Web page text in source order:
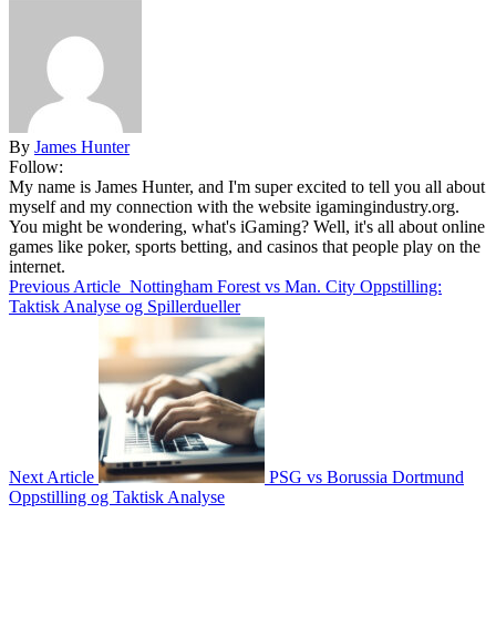
By James Hunter
Follow:
My name is James Hunter, and I'm super excited to tell you all about
myself and my connection with the website igamingindustry.org.
You might be wondering, what's iGaming? Well, it's all about online
games like poker, sports betting, and casinos that people play on the
internet.
Previous Article Nottingham Forest vs Man. City Oppstilling:
Taktisk Analyse og Spillerdueller
Next Article
PSG vs Borussia Dortmund
Oppstilling og Taktisk Analyse